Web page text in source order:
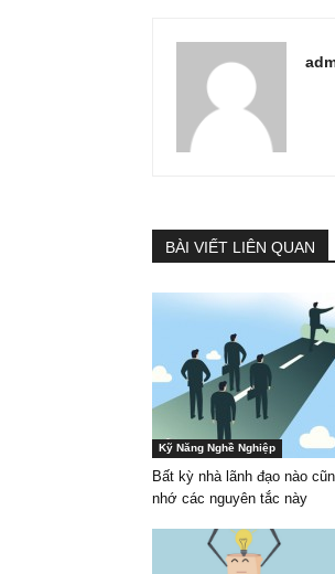
BÀI VIẾT LIÊN QUAN
Kỹ Năng Nghề Nghiệp
Bất kỳ nhà lãnh đạo nào
nhớ các nguyên tắc này